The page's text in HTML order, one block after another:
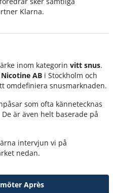
Klarna.
inom kategorin vitt snus.
AB i Stockholm och
omdefiniera snusmarknaden.
som ofta kännetecknas
är även helt baserade på
intervjun vi på
nedan.
Après